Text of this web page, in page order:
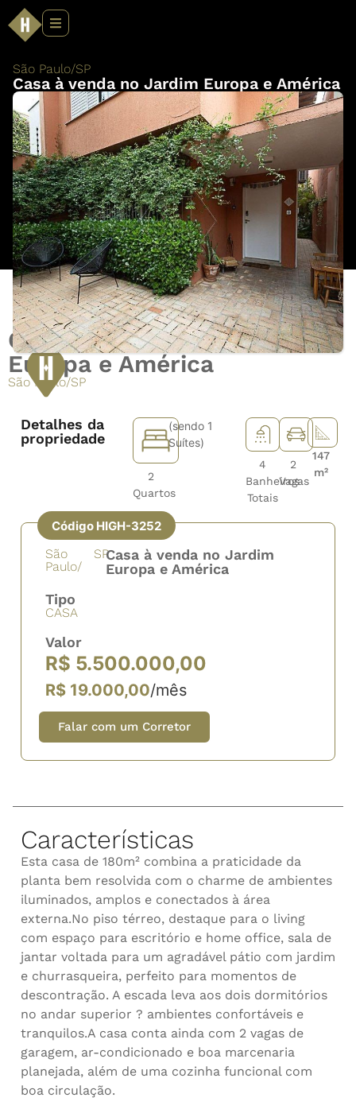
São Paulo/SP
Casa à venda no Jardim Europa e América
Casa à venda no Jardim
Europa e América
São Paulo/SP
Detalhes da
propriedade
2
Quartos
(sendo 1
Suítes)
4
Banheiros
Totais
2
Vagas
147
m²
Código HIGH-3252
São
Paulo/
SPCasa à venda no Jardim
Europa e América
Tipo
CASA
Valor
R$ 5.500.000,00
R$ 19.000,00/mês
Falar com um Corretor
Características
Esta casa de 180m² combina a praticidade da
planta bem resolvida com o charme de ambientes
iluminados, amplos e conectados à área
externa.No piso térreo, destaque para o living
com espaço para escritório e home office, sala de
jantar voltada para um agradável pátio com jardim
e churrasqueira, perfeito para momentos de
descontração. A escada leva aos dois dormitórios
no andar superior ? ambientes confortáveis e
tranquilos.A casa conta ainda com 2 vagas de
garagem, ar-condicionado e boa marcenaria
planejada, além de uma cozinha funcional com
boa circulação.